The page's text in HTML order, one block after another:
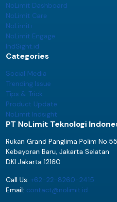
NoLimit Dashboard
NoLimit Care
NoLimit+
NoLimit Engage
IndSight.id
Categories
Social Media
Trending Issue
Tips & Trick
Product Update
NoLimit Indsight
PT NoLimit Teknologi
Rukan Grand Panglima Polim No.55
Kebayoran Baru, Jakarta Selatan
DKI Jakarta 12160
Call Us: +62-22-8260-2415
Email: contact@nolimit.id